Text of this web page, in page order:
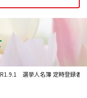
R1.9.1 選挙人名簿 定時登録者数